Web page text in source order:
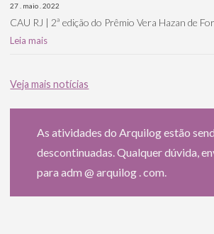
27 . maio . 2022
CAU RJ | 2ª edição do Prêmio Vera Hazan de
Leia mais
Veja mais notícias
As atividades do Arquilog estão
descontinuadas. Qualquer dúvida,
para adm @ arquilog . com.